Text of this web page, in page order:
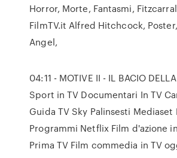
Horror, Morte, Fantasmi,
FilmTV.it Alfred Hitchcock,
Angel,
04:11 - MOTIVE II - IL BACIO
Sport in TV Documentari In TV
Guida TV Sky Palinsesti Mediaset
Programmi Netflix Film d'azione
Prima TV Film commedia in TV